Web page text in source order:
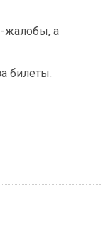
жалобы, а
билеты.